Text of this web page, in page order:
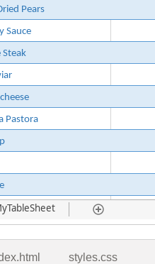
styles.css